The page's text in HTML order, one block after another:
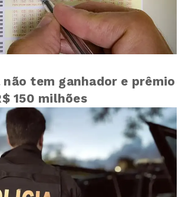
não tem ganhador e prêmio
150 milhões